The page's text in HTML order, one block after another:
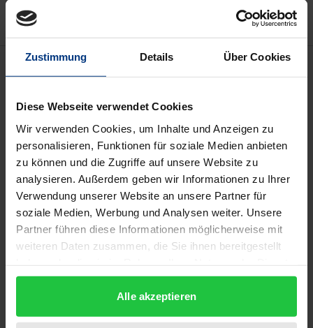
Zustimmung Details Über Cookies
Diese Webseite verwendet Cookies
Wir verwenden Cookies, um Inhalte und Anzeigen zu
personalisieren, Funktionen für soziale Medien anbieten
zu können und die Zugriffe auf unsere Website zu
analysieren. Außerdem geben wir Informationen zu Ihrer
Verwendung unserer Website an unsere Partner für
soziale Medien, Werbung und Analysen weiter. Unsere
Partner führen diese Informationen möglicherweise mit
weiteren Daten zusammen, die Sie ihnen bereitgestellt
gesammelt haben.
Alle akzeptieren
Bibliografische Angaben
Auflage
1
ISBN
978-3-7890-0708-8
Untertitel
Fragen, Analysen, Perspektiven
Erscheinungsjahr